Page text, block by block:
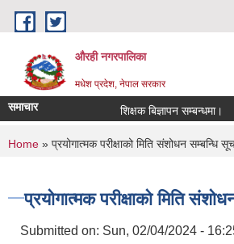
Skip to main content
औरही नगरपालिका
मधेश प्रदेश, नेपाल सरकार
समाचार शिक्षक बिज्ञापन सम्बन्धमा।
You are here
Home » प्रयोगात्मक परीक्षाको मिति संशोधन सम्बन्धि
प्रयोगात्मक परीक्षाको मिति
Submitted on: Sun, 02/04/2024 -